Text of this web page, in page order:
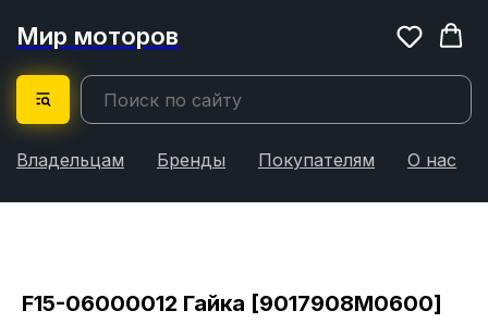
Мир моторов
Владельцам Бренды Покупателям О нас
F15-06000012 Гайка [9017908M0600]